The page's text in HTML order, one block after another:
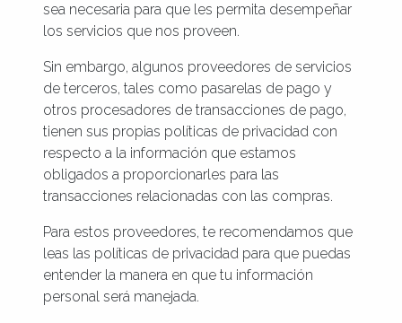
sea necesaria para que les permita desempeñar
los servicios que nos proveen.
Sin embargo, algunos proveedores de servicios
de terceros, tales como pasarelas de pago y
otros procesadores de transacciones de pago,
tienen sus propias políticas de privacidad con
respecto a la información que estamos
obligados a proporcionarles para las
transacciones relacionadas con las compras.
Para estos proveedores, te recomendamos que
leas las políticas de privacidad para que puedas
entender la manera en que tu información
personal será manejada.